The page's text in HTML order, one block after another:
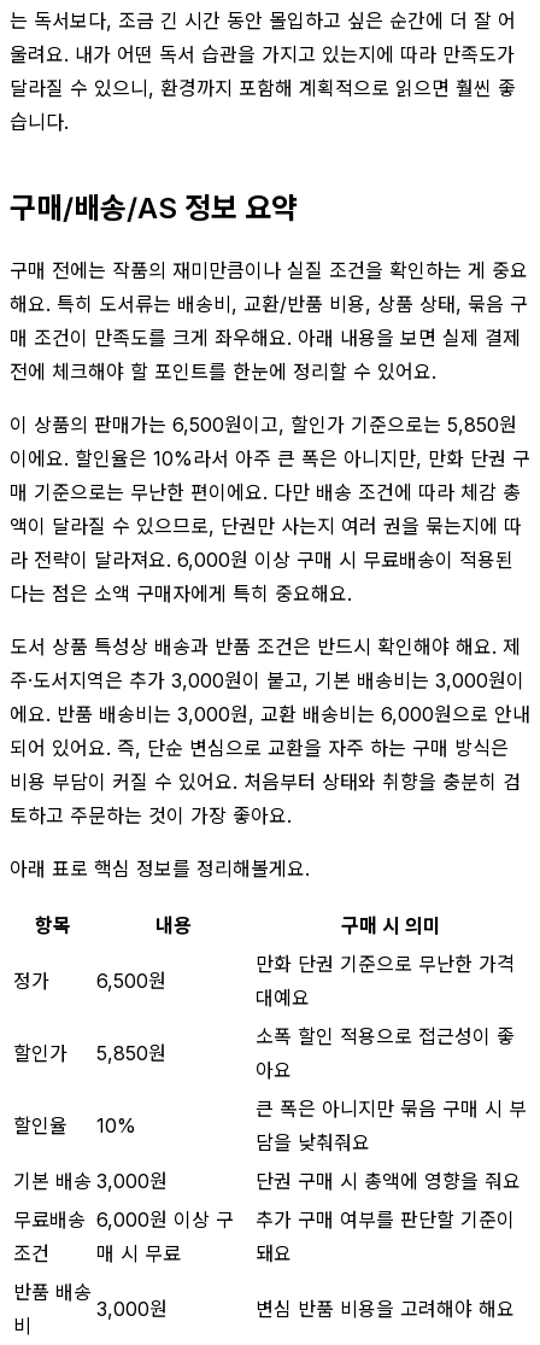
는 독서보다, 조금 긴 시간 동안 몰입하고 싶은 순간에 더 잘 어
울려요. 내가 어떤 독서 습관을 가지고 있는지에 따라 만족도가
달라질 수 있으니, 환경까지 포함해 계획적으로 읽으면 훨씬 좋
습니다.
구매/배송/AS 정보 요약
구매 전에는 작품의 재미만큼이나 실질 조건을 확인하는 게 중요
해요. 특히 도서류는 배송비, 교환/반품 비용, 상품 상태, 묶음 구
매 조건이 만족도를 크게 좌우해요. 아래 내용을 보면 실제 결제
전에 체크해야 할 포인트를 한눈에 정리할 수 있어요.
이 상품의 판매가는 6,500원이고, 할인가 기준으로는 5,850원
이에요. 할인율은 10%라서 아주 큰 폭은 아니지만, 만화 단권 구
매 기준으로는 무난한 편이에요. 다만 배송 조건에 따라 체감 총
액이 달라질 수 있으므로, 단권만 사는지 여러 권을 묶는지에 따
라 전략이 달라져요. 6,000원 이상 구매 시 무료배송이 적용된
다는 점은 소액 구매자에게 특히 중요해요.
도서 상품 특성상 배송과 반품 조건은 반드시 확인해야 해요. 제
주·도서지역은 추가 3,000원이 붙고, 기본 배송비는 3,000원이
에요. 반품 배송비는 3,000원, 교환 배송비는 6,000원으로 안내
되어 있어요. 즉, 단순 변심으로 교환을 자주 하는 구매 방식은
비용 부담이 커질 수 있어요. 처음부터 상태와 취향을 충분히 검
토하고 주문하는 것이 가장 좋아요.
아래 표로 핵심 정보를 정리해볼게요.
항목 내용 구매 시 의미
정가 6,500원
만화 단권 기준으로 무난한 가격
대예요
할인가 5,850원
소폭 할인 적용으로 접근성이 좋
아요
할인율 10%
큰 폭은 아니지만 묶음 구매 시 부
담을 낮춰줘요
기본 배송 3,000원
단권 구매 시 총액에 영향을 줘요
무료배송
조건
6,000원 이상 구
매 시 무료
추가 구매 여부를 판단할 기준이
돼요
반품 배송
비
3,000원 변심 반품 비용을 고려해야 해요